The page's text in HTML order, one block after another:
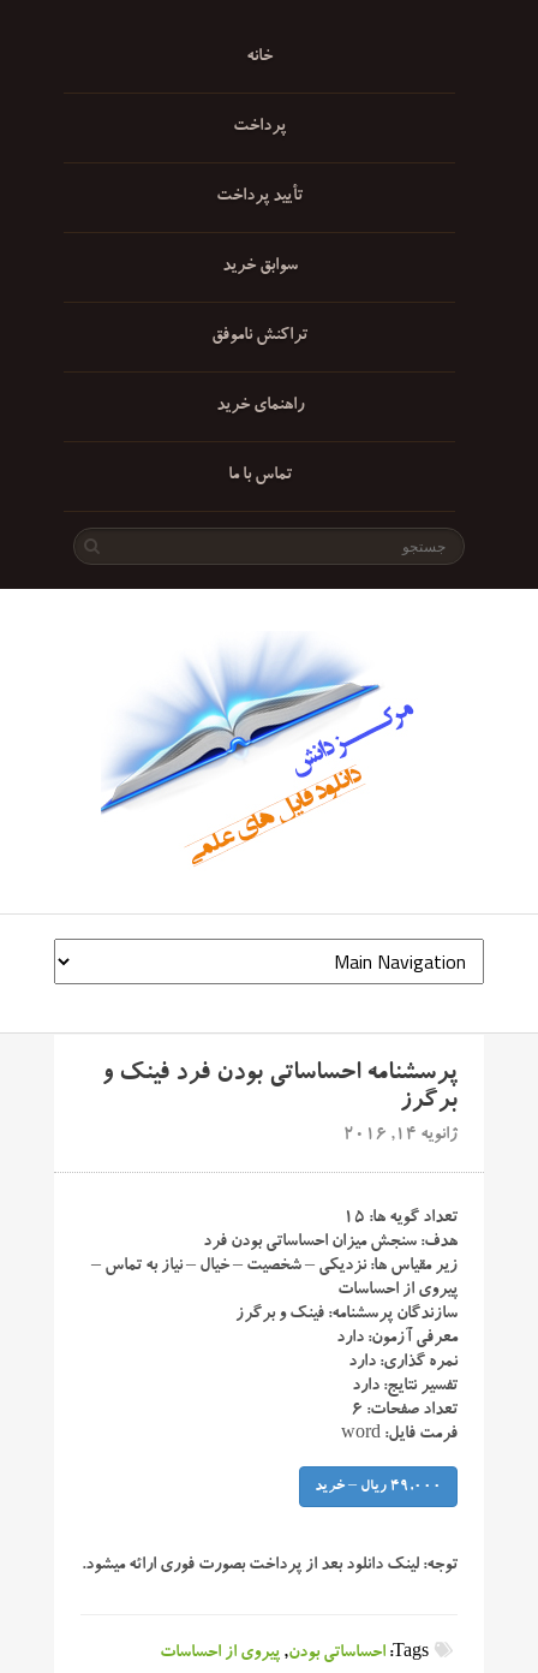
خانه
پرداخت
تأیید پرداخت
سوابق خرید
تراکنش ناموفق
راهنمای خرید
تماس با ما
پرسشنامه احساساتی بودن فرد فینک و
برگرز
ژانویه 14, 2016
تعداد گویه ها: ۱۵
هدف: سنجش میزان احساساتی بودن فرد
زیر مقیاس ها: نزدیکی – شخصیت – خیال – نیاز به تماس –
پیروی از احساسات
سازندگان پرسشنامه: فینک و برگرز
معرفی آزمون: دارد
نمره گذاری: دارد
تفسیر نتایج: دارد
تعداد صفحات: ۶
فرمت فایل: word
49,000 ریال – خرید
توجه: لینک دانلود بعد از پرداخت بصورت فوری ارائه میشود.
Tags: احساساتی بودن,پیروی از احساسات